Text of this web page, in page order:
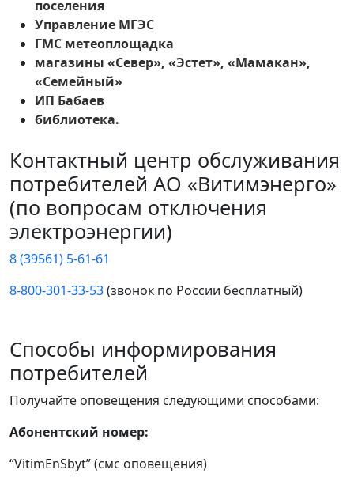
поселения
Управление МГЭС
ГМС метеоплощадка
магазины «Север», «Эстет», «Мамакан»,
«Семейный»
ИП Бабаев
библиотека.
Контактный центр обслуживания
потребителей АО «Витимэнерго»
(по вопросам отключения
электроэнергии)
8 (39561) 5-61-61
8-800-301-33-53(звонок по России бесплатный)
Способы информирования
потребителей
Получайте оповещения следующими способами:
Абонентский номер:
“VitimEnSbyt” (смс оповещения)